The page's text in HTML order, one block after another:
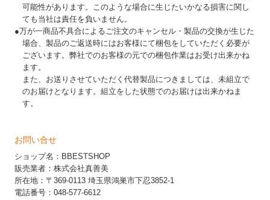
可能性があります。このような場合に生じたいかなる損害に関し
ても当社は責任を負いません。
●万が一商品不具合によるご注文のキャンセル・製品の交換が生じた
場合、製品のご返送時にはお客様にて梱包をしていただく必要が
ございます。弊社でのお客様の元での梱包作業はお受け出来かね
ます。
また、お送りさせていただく代替製品につきましては、未組立で
のお届けとなります。組立をした状態でのお届けは出来かねま
す。
お問い合せ
ショップ名：BBESTSHOP
販売業者：株式会社真善美
所在地：〒369-0113 埼玉県鴻巣市下忍3852-1
電話番号：048-577-6612